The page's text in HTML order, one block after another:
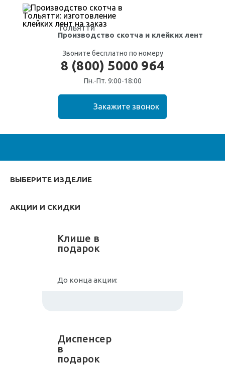
Тольятти
Производство скотча и клейких лент
Звоните бесплатно по номеру
8 (800) 5000 964
Пн.-Пт. 9:00-18:00
ВЫБЕРИТЕ ИЗДЕЛИЕ
АКЦИИ И СКИДКИ
Клише в
подарок
До конца акции:
Диспенсер
в
подарок